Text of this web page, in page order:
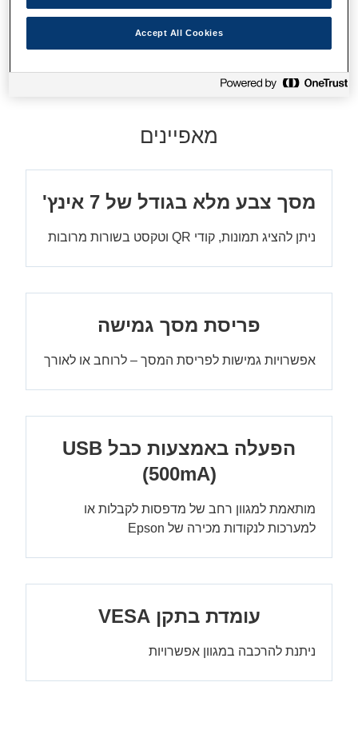
איפה לקנות
מאפיינים
מסך צבע מלא בגודל של 7 אינץ'
ניתן להציג תמונות, קודי QR וטקסט בשורות מרובות
פריסת מסך גמישה
אפשרויות גמישות לפריסת המסך – לרוחב או לאורך
(500mA)
מותאמת למגוון רחב של מדפסות לקבלות או
למערכות לנקודות מכירה של Epson
עומדת בתקן VESA
ניתנת להרכבה במגוון אפשרויות
Accept All Cookies